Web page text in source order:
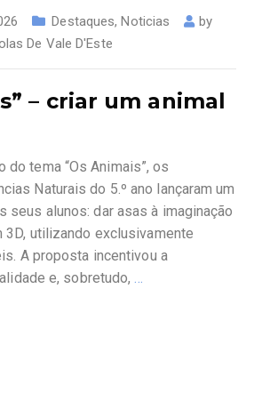
Destaques,Noticias
by
De Vale D'Este
– criar um animal
do tema “Os Animais”, os
Naturais do 5.º ano lançaram um
seus alunos: dar asas à imaginação
3D, utilizando exclusivamente
A proposta incentivou a
e, sobretudo,…